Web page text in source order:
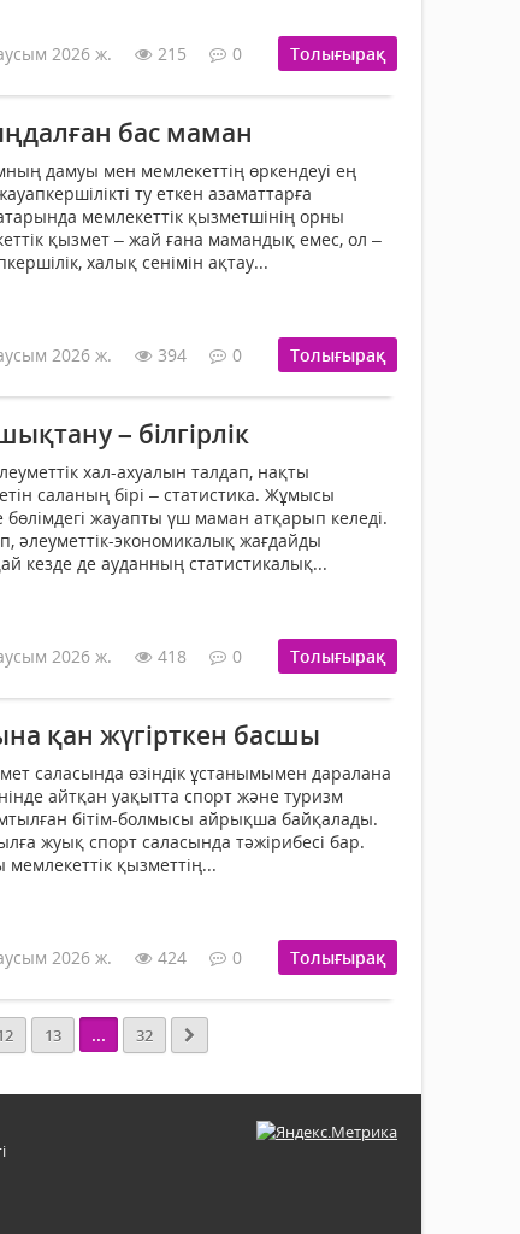
2026 ж. 215 0 Толығырақ
бас маман
дамуы мен мемлекеттің өркендеуі ең
ту еткен азаматтарға
мемлекеттік қызметшінің орны
қызмет – жай ғана мамандық емес, ол –
халық сенімін ақтау...
2026 ж. 394 0 Толығырақ
– білгірлік
хал-ахуалын талдап, нақты
саланың бірі – статистика. Жұмысы
бөлімдегі жауапты үш маман атқарып келеді.
әлеуметтік-экономикалық жағдайды
кезде де ауданның статистикалық...
2026 ж. 418 0 Толығырақ
қан жүгірткен басшы
саласында өзіндік ұстанымымен даралана
айтқан уақытта спорт және туризм
бітім-болмысы айрықша байқалады.
жуық спорт саласында тәжірибесі бар.
қызметтің...
2026 ж. 424 0 Толығырақ
13 ... 32